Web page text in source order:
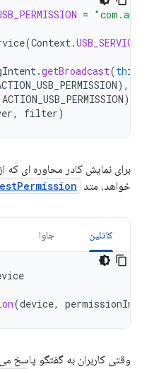
=
(Context.USB_SERVICE
.getBroadcast(this
),
ACTION_USB_PERMISSION)
, filter)
برای نمایش کادر محاوره ای که
خواهد، متد
کاتلین جاوا
(device,
وقتی کاربران به گفتگو پاسخ